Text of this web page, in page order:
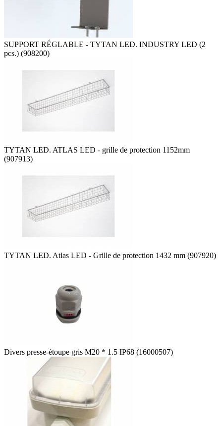
SUPPORT RÉGLABLE - TYTAN LED. INDUSTRY LED (2
pcs.) (908200)
TYTAN LED. ATLAS LED - grille de protection 1152mm
(907913)
TYTAN LED. Atlas LED - Grille de protection 1432 mm (907920)
Divers presse-étoupe gris M20 * 1.5 IP68 (16000507)